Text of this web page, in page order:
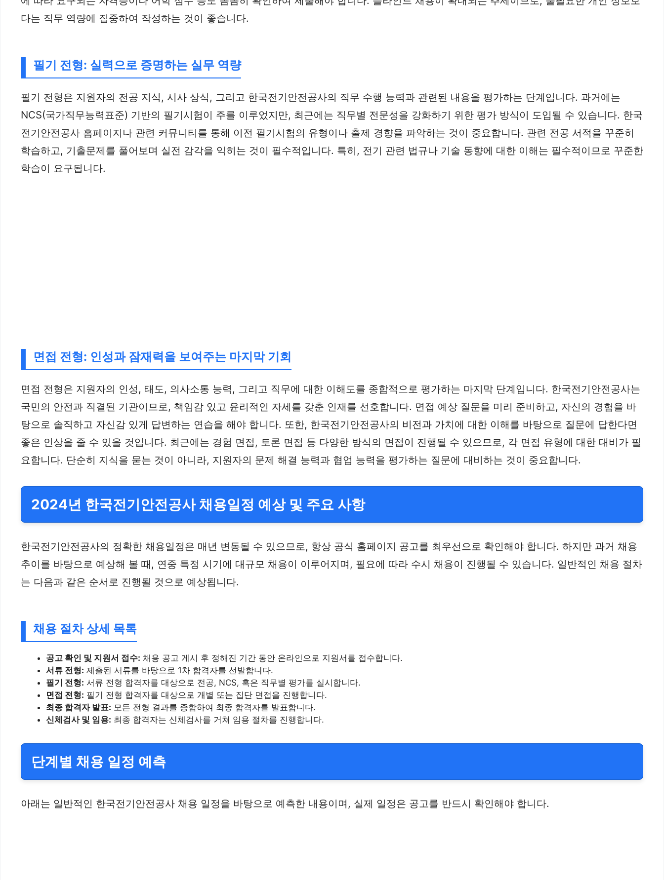
다는 직무 역량에 집중하여 작성하는 것이 좋습니다.
필기 전형: 실력으로 증명하는 실무 역량
필기 전형은 지원자의 전공 지식, 시사 상식, 그리고 한국전기안전공사의 직무 수행 능력과 관련된 내용을 평가하는 단계입니다. 과거에는
NCS(국가직무능력표준) 기반의 필기시험이 주를 이루었지만, 최근에는 직무별 전문성을 강화하기 위한 평가 방식이 도입될 수 있습니다. 한국
전기안전공사 홈페이지나 관련 커뮤니티를 통해 이전 필기시험의 유형이나 출제 경향을 파악하는 것이 중요합니다. 관련 전공 서적을 꾸준히
학습하고, 기출문제를 풀어보며 실전 감각을 익히는 것이 필수적입니다. 특히, 전기 관련 법규나 기술 동향에 대한 이해는 필수적이므로 꾸준한
학습이 요구됩니다.
면접 전형: 인성과 잠재력을 보여주는 마지막 기회
면접 전형은 지원자의 인성, 태도, 의사소통 능력, 그리고 직무에 대한 이해도를 종합적으로 평가하는 마지막 단계입니다. 한국전기안전공사는
국민의 안전과 직결된 기관이므로, 책임감 있고 윤리적인 자세를 갖춘 인재를 선호합니다. 면접 예상 질문을 미리 준비하고, 자신의 경험을 바
탕으로 솔직하고 자신감 있게 답변하는 연습을 해야 합니다. 또한, 한국전기안전공사의 비전과 가치에 대한 이해를 바탕으로 질문에 답한다면
좋은 인상을 줄 수 있을 것입니다. 최근에는 경험 면접, 토론 면접 등 다양한 방식의 면접이 진행될 수 있으므로, 각 면접 유형에 대한 대비가 필
요합니다. 단순히 지식을 묻는 것이 아니라, 지원자의 문제 해결 능력과 협업 능력을 평가하는 질문에 대비하는 것이 중요합니다.
2024년 한국전기안전공사 채용일정 예상 및 주요 사항
한국전기안전공사의 정확한 채용일정은 매년 변동될 수 있으므로, 항상 공식 홈페이지 공고를 최우선으로 확인해야 합니다. 하지만 과거 채용
추이를 바탕으로 예상해 볼 때, 연중 특정 시기에 대규모 채용이 이루어지며, 필요에 따라 수시 채용이 진행될 수 있습니다. 일반적인 채용 절차
는 다음과 같은 순서로 진행될 것으로 예상됩니다.
채용 절차 상세 목록
공고 확인 및 지원서 접수: 채용 공고 게시 후 정해진 기간 동안 온라인으로 지원서를 접수합니다.
서류 전형: 제출된 서류를 바탕으로 1차 합격자를 선발합니다.
필기 전형: 서류 전형 합격자를 대상으로 전공, NCS, 혹은 직무별 평가를 실시합니다.
면접 전형: 필기 전형 합격자를 대상으로 개별 또는 집단 면접을 진행합니다.
최종 합격자 발표: 모든 전형 결과를 종합하여 최종 합격자를 발표합니다.
신체검사 및 임용: 최종 합격자는 신체검사를 거쳐 임용 절차를 진행합니다.
단계별 채용 일정 예측
아래는 일반적인 한국전기안전공사 채용 일정을 바탕으로 예측한 내용이며, 실제 일정은 공고를 반드시 확인해야 합니다.